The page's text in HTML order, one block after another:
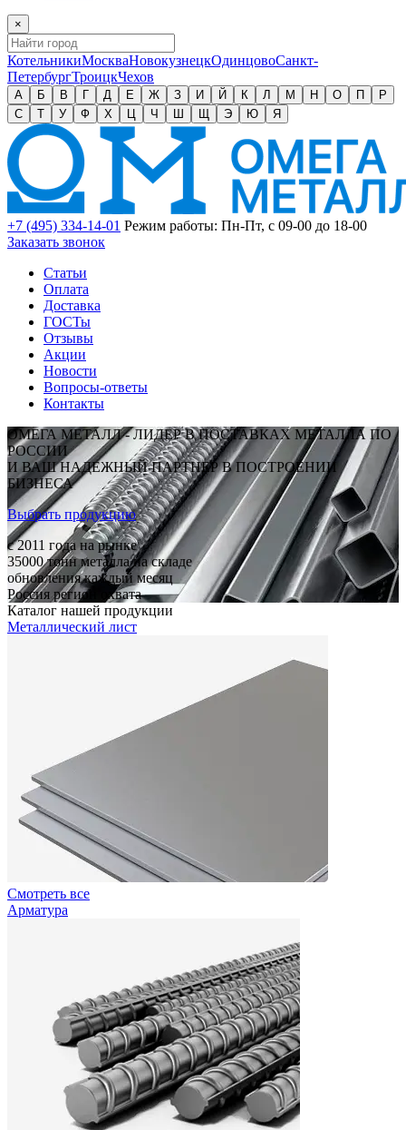
×
КотельникиМоскваНовокузнецкОдинцовоСанкт-
ПетербургТроицкЧехов
А Б В Г Д Е Ж З И Й К Л М Н О П
Р
С
Т У Ф Х Ц Ч Ш Щ Э Ю Я
+7 (495) 334-14-01 Режим работы: Пн-Пт, с 09-00 до 18-00
Заказать звонок
Статьи
Оплата
Доставка
ГОСТы
Отзывы
Акции
Новости
Вопросы-ответы
Контакты
ОМЕГА МЕТАЛЛ - ЛИДЕР В ПОСТАВКАХ МЕТАЛЛА ПО
РОССИИ
И ВАШ НАДЕЖНЫЙ ПАРТНЕР В ПОСТРОЕНИИ
БИЗНЕСА
Выбрать продукцию
c 2011 года на рынке
35000 тонн металла на складе
обновления каждый месяц
Россия регион охвата
Каталог нашей продукции
Металлический лист
Смотреть все
Арматура